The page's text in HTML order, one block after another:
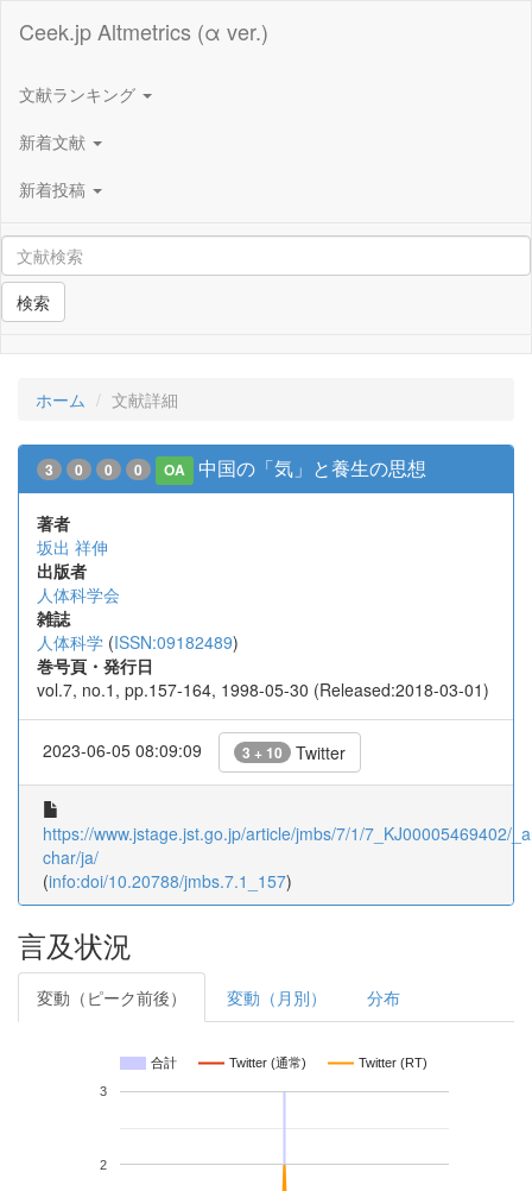
Ceek.jp Altmetrics (α ver.)
文献ランキング
新着文献
新着投稿
検索
ホーム 文献詳細
3 0 0 0 OA 中国の「気」と養生の思想
著者
坂出 祥伸
出版者
人体科学会
雑誌
人体科学 (ISSN:09182489)
巻号頁・発行日
vol.7, no.1, pp.157-164, 1998-05-30 (Released:2018-03-01)
2023-06-05 08:09:09 3 + 10 Twitter
https://www.jstage.jst.go.jp/article/jmbs/7/1/7_KJ00005469402/
char/ja/
(info:doi/10.20788/jmbs.7.1_157)
言及状況
変動（ピーク前後） 変動（月別） 分布
合計 Twitter (通常) Twitter (RT)
2
3